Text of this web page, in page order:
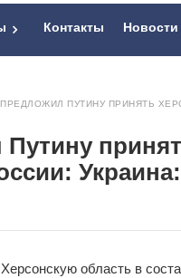
Контакты Новости
ПУТИНУ ПРИНЯТЬ
область в